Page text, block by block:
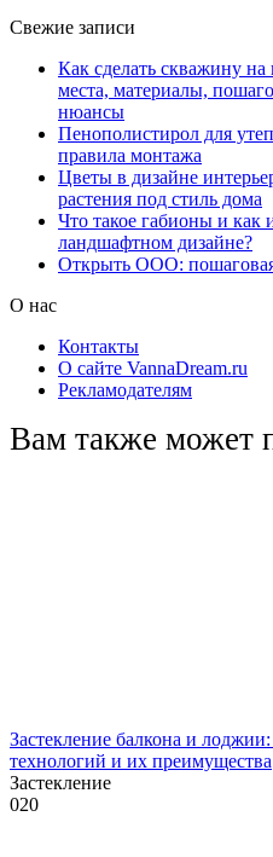
Свежие записи
Как сделать скважину
места, материалы,
нюансы
Пенополистирол для
правила монтажа
Цветы в дизайне
растения под стиль дома
Что такое габионы и как
ландшафтном дизайне?
Открыть ООО:
О нас
Контакты
О сайте VannaDream.ru
Рекламодателям
Вам также может
Застекление балкона и
технологий и их преимущества
Застекление
020